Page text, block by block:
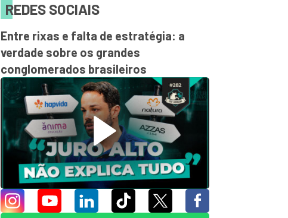
REDES SOCIAIS
Entre rixas e falta de estratégia: a
verdade sobre os grandes
conglomerados brasileiros